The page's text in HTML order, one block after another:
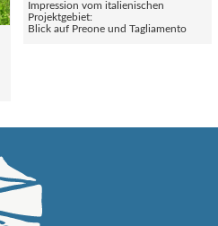
Impression vom italienischen
Projektgebiet:
Blick auf Preone und Tagliamento